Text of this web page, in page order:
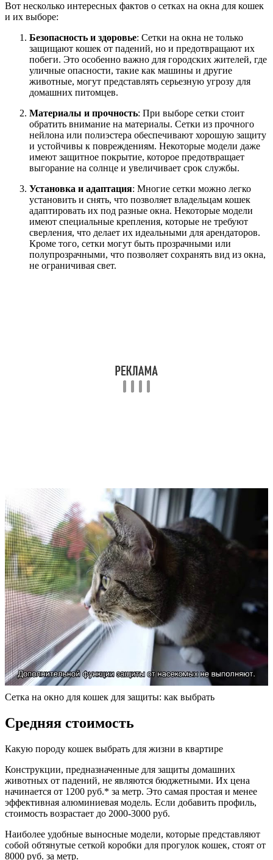
Вот несколько интересных фактов о сетках на окна для кошек
и их выборе:
Безопасность и здоровье: Сетки на окна не только
защищают кошек от падений, но и предотвращают их
побеги. Это особенно важно для городских жителей, где
уличные опасности, такие как машины и другие
животные, могут представлять серьезную угрозу для
домашних питомцев.
Материалы и прочность: При выборе сетки стоит
обратить внимание на материалы. Сетки из прочного
нейлона или полиэстера обеспечивают хорошую защиту
и устойчивы к повреждениям. Некоторые модели даже
имеют защитное покрытие, которое предотвращает
выгорание на солнце и увеличивает срок службы.
Установка и адаптация: Многие сетки можно легко
установить и снять, что позволяет владельцам кошек
адаптировать их под разные окна. Некоторые модели
имеют специальные крепления, которые не требуют
сверления, что делает их идеальными для арендаторов.
Кроме того, сетки могут быть прозрачными или
полупрозрачными, что позволяет сохранять вид из окна,
не ограничивая свет.
Сетка на окно для кошек для защиты: как выбрать
Средняя стоимость
Какую породу кошек выбрать для жизни в квартире
Конструкции, предназначенные для защиты домашних
животных от падений, не являются бюджетными. Их цена
начинается от 1200 руб.* за метр. Это самая простая и менее
эффективная алюминиевая модель. Если добавить профиль,
стоимость возрастает до 2000-3000 руб.
Наиболее удобные выносные модели, которые представляют
собой обтянутые сеткой коробки для прогулок кошек, стоят от
8000 руб. за метр.